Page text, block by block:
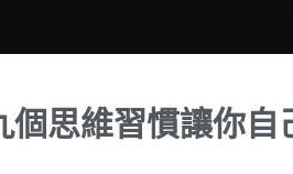
個思維習慣讓你